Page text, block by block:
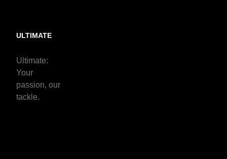
ULTIMATE
Ultimate:
Your
passion, our
tackle.